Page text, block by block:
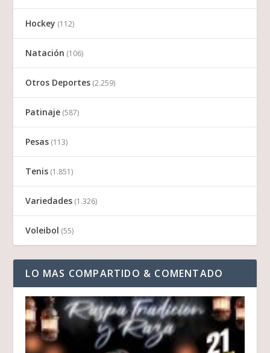
Hockey (112)
Natación (106)
Otros Deportes (2.259)
Patinaje (587)
Pesas (113)
Tenis (1.851)
Variedades (1.326)
Voleibol (55)
LO MAS COMPARTIDO & COMENTADO